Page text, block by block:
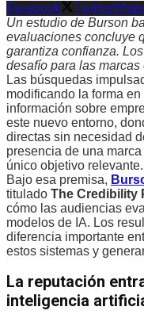
Facebook Twitter
Un estudio de Burson
evaluaciones concluye
garantiza confianza.
desafío para las
Las búsquedas
modificando la forma
información sobre
este nuevo entorno,
directas sin necesidad
presencia de una
único objetivo relevante.
Bajo esa premisa,
titulado The Credibility
cómo las audiencias
modelos de IA. Los
diferencia importante
estos sistemas y
La reputación
inteligencia